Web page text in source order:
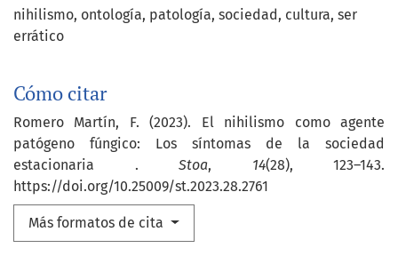
nihilismo ontología patología sociedad cultura ser
errático
Cómo citar
Romero Martín, F. (2023). El nihilismo como agente
patógeno fúngico: Los síntomas de la sociedad
estacionaria . Stoa, 14(28), 123–143.
https://doi.org/10.25009/st.2023.28.2761
Más formatos de cita